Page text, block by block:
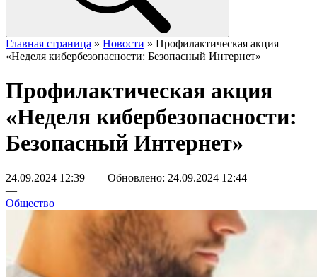
Главная страница » Новости » Профилактическая акция
«Неделя кибербезопасности: Безопасный Интернет»
Профилактическая акция
«Неделя кибербезопасности:
Безопасный Интернет»
24.09.2024 12:39 — Обновлено: 24.09.2024 12:44
—
Общество